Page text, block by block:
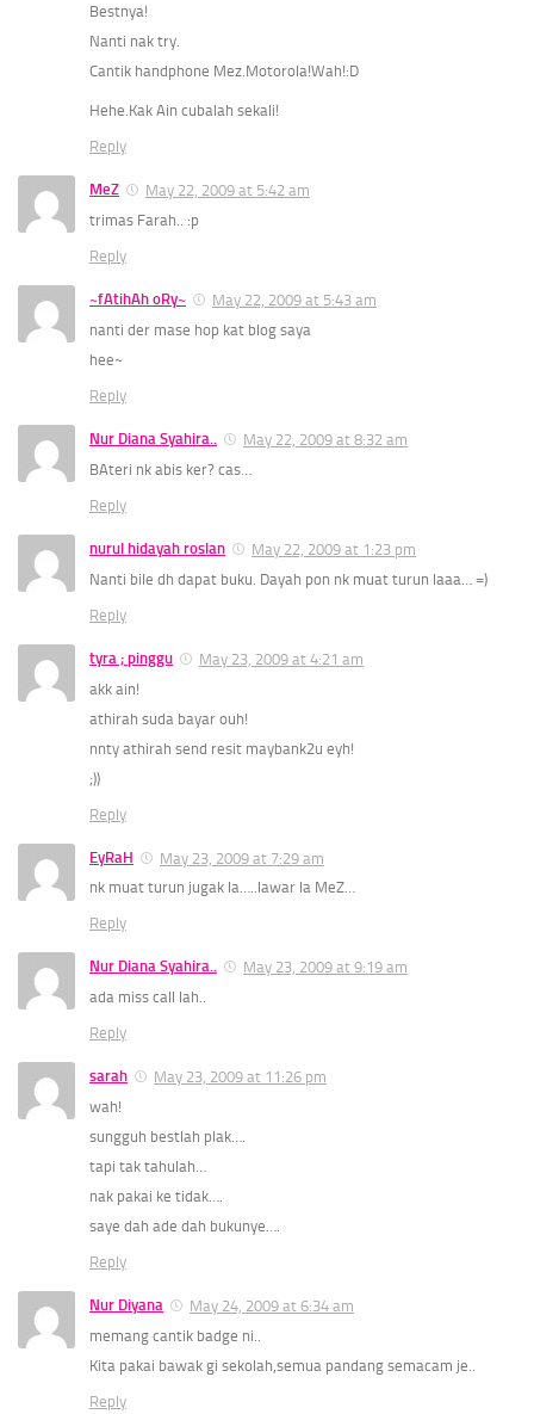
Bestnya!
Nanti nak try.
Cantik handphone Mez.Motorola!Wah!:D
Hehe.Kak Ain cubalah sekali!
Reply
MeZ
May 22, 2009 at 5:42 am
trimas Farah.. :p
Reply
~fAtihAh oRy~
May 22, 2009 at 5:43 am
nanti der mase hop kat blog saya
hee~
Reply
Nur Diana Syahira..
May 22, 2009 at 8:32 am
BAteri nk abis ker? cas…
Reply
nurul hidayah roslan
May 22, 2009 at 1:23 pm
Nanti bile dh dapat buku. Dayah pon nk muat turun laaa… =)
Reply
tyra ; pinggu
May 23, 2009 at 4:21 am
akk ain!
athirah suda bayar ouh!
nnty athirah send resit maybank2u eyh!
;))
Reply
EyRaH
May 23, 2009 at 7:29 am
nk muat turun jugak la…..lawar la MeZ…
Reply
Nur Diana Syahira..
May 23, 2009 at 9:19 am
ada miss call lah..
Reply
sarah
May 23, 2009 at 11:26 pm
wah!
sungguh bestlah plak….
tapi tak tahulah…
nak pakai ke tidak….
saye dah ade dah bukunye….
Reply
Nur Diyana
May 24, 2009 at 6:34 am
memang cantik badge ni..
Kita pakai bawak gi sekolah,semua pandang semacam je..
Reply